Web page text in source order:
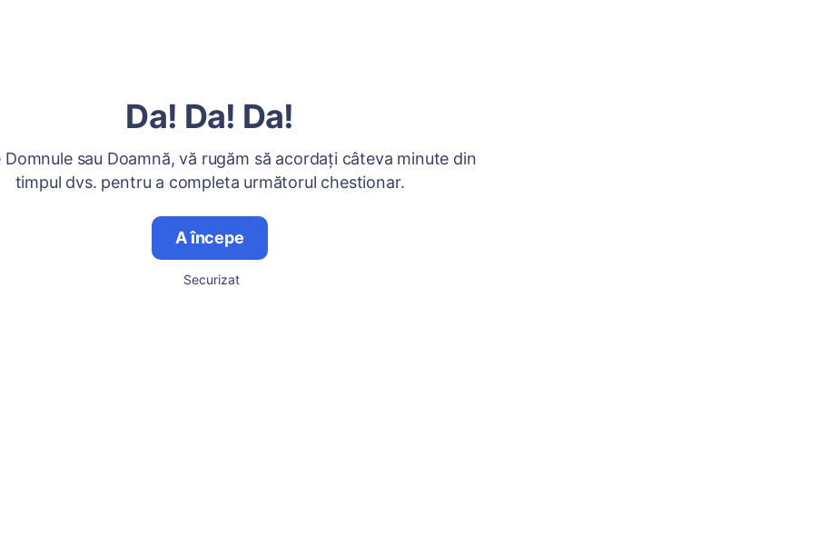
Da! Da! Da!
Domnule sau Doamnă, vă rugăm să acordați câteva minute din
timpul dvs. pentru a completa următorul chestionar.
A începe
Securizat